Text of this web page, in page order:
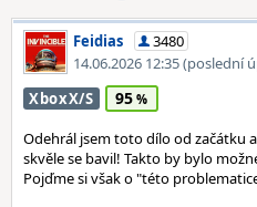
Feidias
3480
14.06.2026 12:35(poslední
XboxX/S 95
Odehrál jsem toto dílo od začátku
skvěle se bavil! Takto by bylo
Pojďme si však o "této